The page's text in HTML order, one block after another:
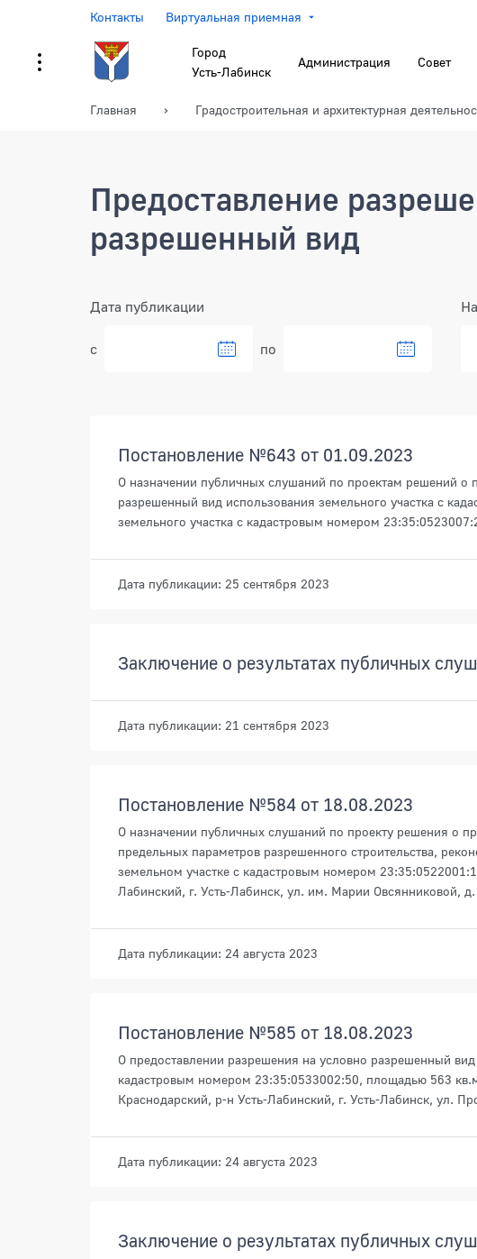
Контакты Виртуальная приемная
Город
Усть-Лабинск
Администрация Совет
Главная Градостроительная и архитектурная
Предоставление
разрешенный вид
Фильтр
Дата публикации
с по
Постановление №643 от 01.09.2023
О назначении публичных слушаний по проектам решений о
разрешенный вид использования земельного участка с
земельного участка с кадастровым номером
Дата публикации: 25 сентября 2023
Заключение о результатах публичных
Дата публикации: 21 сентября 2023
Постановление №584 от 18.08.2023
О назначении публичных слушаний по проекту решения о
предельных параметров разрешенного строительства,
земельном участке с кадастровым номером
Лабинский, г. Усть-Лабинск, ул. им. Марии Овсянниковой, д.
Дата публикации: 24 августа 2023
Постановление №585 от 18.08.2023
О предоставлении разрешения на условно разрешенный
кадастровым номером 23:35:0533002:50, площадью 563
Краснодарский, р-н Усть-Лабинский, г. Усть-Лабинск, ул.
Дата публикации: 24 августа 2023
Заключение о результатах публичных